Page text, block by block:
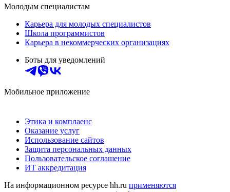
Молодым специалистам
Карьера для молодых специалистов
Школа программистов
Карьера в некоммерческих организациях
Боты для уведомлений
Мобильное приложение
Этика и комплаенс
Оказание услуг
Использование сайтов
Защита персональных данных
Пользовательское соглашение
ИТ аккредитация
На информационном ресурсе hh.ru применяются